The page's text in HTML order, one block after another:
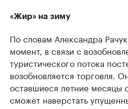
«Жир» на зиму
По словам Александра
момент, в связи с
туристического потока
возобновляется торговля.
оставшиеся летние месяцы
сможет наверстать